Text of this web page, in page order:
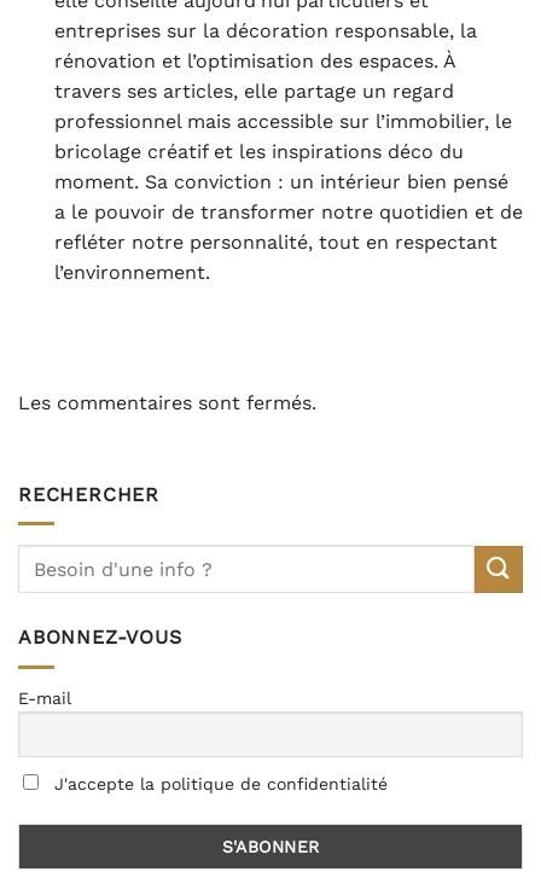
entreprises sur la décoration responsable, la
rénovation et l’optimisation des espaces. À
travers ses articles, elle partage un regard
professionnel mais accessible sur l’immobilier, le
bricolage créatif et les inspirations déco du
moment. Sa conviction : un intérieur bien pensé
a le pouvoir de transformer notre quotidien et de
refléter notre personnalité, tout en respectant
l’environnement.
Les commentaires sont fermés.
RECHERCHER
ABONNEZ-VOUS
E-mail
J'accepte la politique de confidentialité